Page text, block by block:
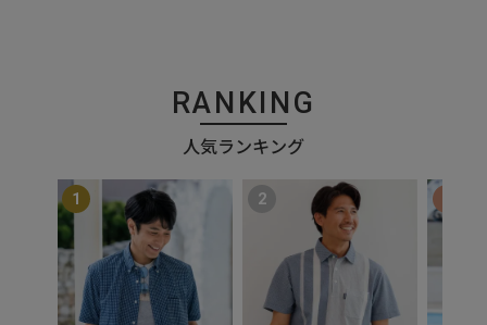
RANKING
人気ランキング